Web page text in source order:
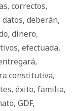
, correctos,
datos, deberán,
, dinero,
, efectuada,
,
constitutiva,
, éxito, familia,
, GDF,